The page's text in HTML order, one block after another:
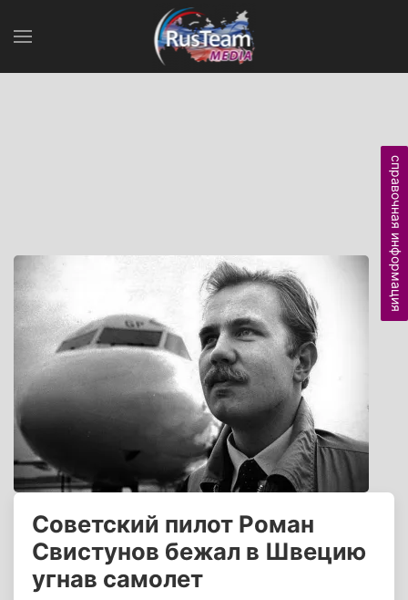
Советский пилот Роман
Свистунов бежал в Швецию
угнав самолет
справочная информация